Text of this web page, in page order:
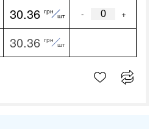
30.36 грн
шт - +
30.36 грн
шт